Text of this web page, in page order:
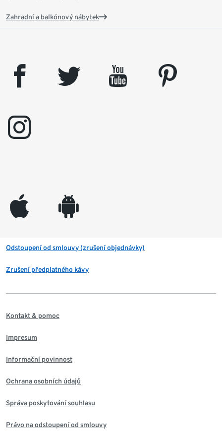
Zahradní a balkónový nábytek
facebook twitter youtube
pinterest
instagram
appleinc android
Odstoupení od smlouvy (zrušení objednávky)
Zrušení předplatného kávy
Kontakt & pomoc
Impresum
Informační povinnost
Ochrana osobních údajů
Správa poskytování souhlasu
Právo na odstoupení od smlouvy